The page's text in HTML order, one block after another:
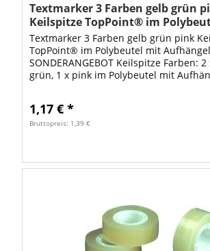
Textmarker 3 Farben gelb grün
Keilspitze TopPoint® im
Aufhängeloch 4er Set SONDE
Textmarker 3 Farben gelb grün pink
TopPoint® im Polybeutel mit
SONDERANGEBOT Keilspitze Farben:
grün, 1 x pink im Polybeutel mit
1,17 € *
Bruttopreis: 1,39 €